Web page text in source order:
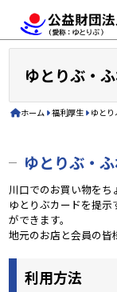
ゆとりぶ・
ホーム 福利厚生 ゆと
ゆとりぶ・
川口でのお買い物をち
ゆとりぶカードを提
ができます。
地元のお店と会員の皆
利用方法